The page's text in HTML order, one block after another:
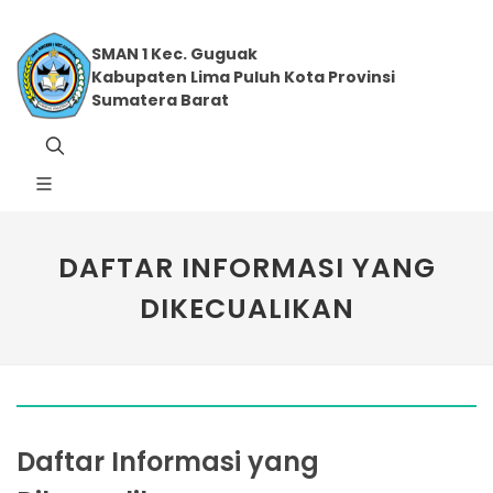
SMAN 1 Kec. Guguak
Kabupaten Lima Puluh Kota Provinsi
Sumatera Barat
DAFTAR INFORMASI YANG
DIKECUALIKAN
Daftar Informasi yang